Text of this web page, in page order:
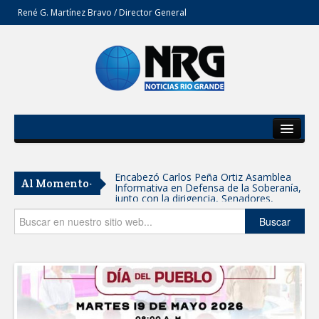
René G. Martínez Bravo / Director General
Del Estado
Secciones
Opinión
Al Momento- Encabezó Carlos Peña Ortiz Asamblea
Informativa en Defensa de la Soberanía,
junto con la dirigencia, Senadores,
Diputados y Consejeros de MORENA
Tamaulipas participa en Jornada
Nacional de Reforestación; se plantarán
SE SUMA GOBIERNO DE CARMEN LILIA
CANTUROSAS A JORNADA NACIONAL
DE REFORESTACIÓN
Reynosa refrenda su fuerza morenista:
alrededor de 5 mil personas se suman a
Buscar